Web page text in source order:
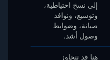
إلى نسخ احتياطية،
وتوسيع، ونوافذ
صيانة، وضوابط
وصول أشد.
هنا قد تتجاوز